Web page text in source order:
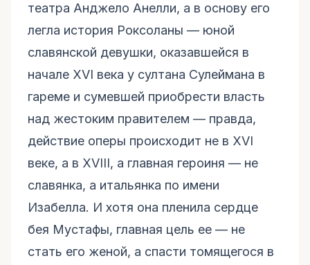
театра Анджело Анелли, а в основу его
легла история Роксоланы — юной
славянской девушки, оказавшейся в
начале XVI века у султана Сулеймана в
гареме и сумевшей приобрести власть
над жестоким правителем — правда,
действие оперы происходит не в XVI
веке, а в XVIII, а главная героиня — не
славянка, а итальянка по имени
Изабелла. И хотя она пленила сердце
бея Мустафы, главная цель ее — не
стать его женой, а спасти томящегося в